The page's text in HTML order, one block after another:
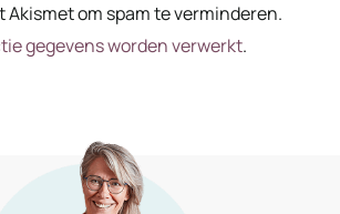
Akismet om spam te verminderen.
gegevens worden verwerkt.